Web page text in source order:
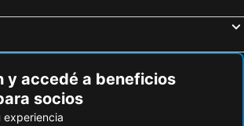
y accedé a beneficios
socios
experiencia